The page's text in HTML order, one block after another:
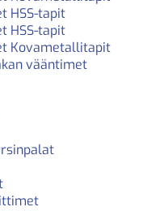
HSS-tapit
HSS-tapit
Kovametallitapit
vääntimet